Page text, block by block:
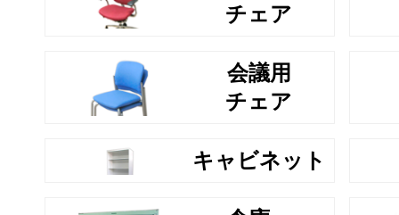
チェア
会議用
チェア
キャビネット